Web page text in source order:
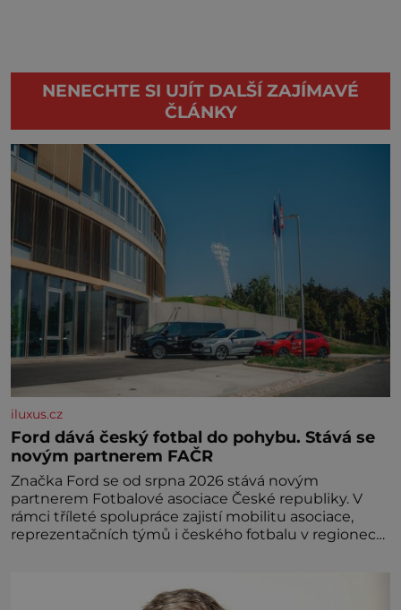
NENECHTE SI UJÍT DALŠÍ ZAJÍMAVÉ
ČLÁNKY
iluxus.cz
Ford dává český fotbal do pohybu. Stává se
novým partnerem FAČR
Značka Ford se od srpna 2026 stává novým
partnerem Fotbalové asociace České republiky. V
rámci tříleté spolupráce zajistí mobilitu asociace,
reprezentačních týmů i českého fotbalu v regionech.